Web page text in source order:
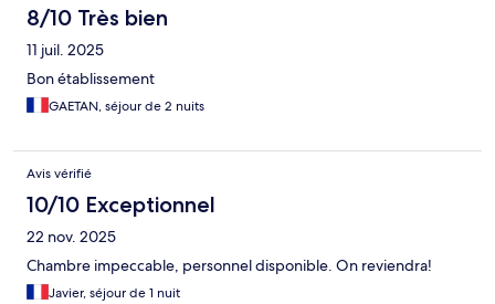
8/10 Très bien
11 juil. 2025
Bon établissement
GAETAN, séjour de 2 nuits
Avis vérifié
10/10 Exceptionnel
22 nov. 2025
Chambre impeccable, personnel disponible. On reviendra!
Javier, séjour de 1 nuit